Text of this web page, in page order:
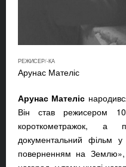
РЕЖИСЕР/-КА
Арунас Мателіс
Арунас Мателіс
Він став режисером 10
короткометражок,
документальний фільм
поверненням на